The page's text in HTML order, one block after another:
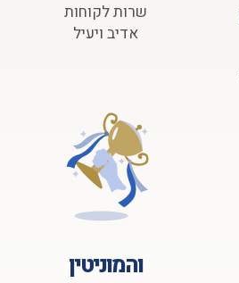
שרות לקוחות
אדיב ויעיל
והמוניטין